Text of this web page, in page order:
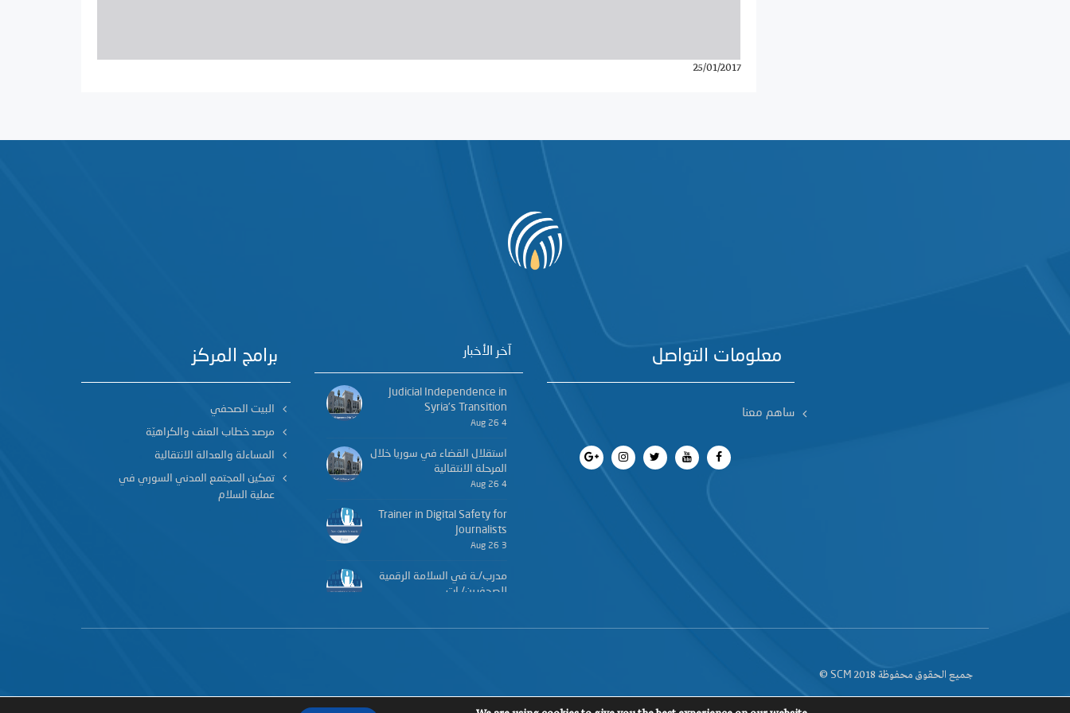
25/01/2017
برامج المركز
البيت الصحفي
مرصد خطاب العنف والكراهيّة
المساءلة والعدالة الانتقالية
تمكين المجتمع المدني السوري في
عملية السلام
آخر الأخبار
Judicial Independence in
Syria’s Transition
4 Aug 26
استقلال القضاء في سوريا خلال
المرحلة الانتقالية
4 Aug 26
Trainer in Digital Safety for
Journalists
3 Aug 26
مدرب/ـة في السلامة الرقمية
للصحفيين/ـات
معلومات التواصل
ساهم معنا
جميع الحقوق محفوظة 2018 SCM
©